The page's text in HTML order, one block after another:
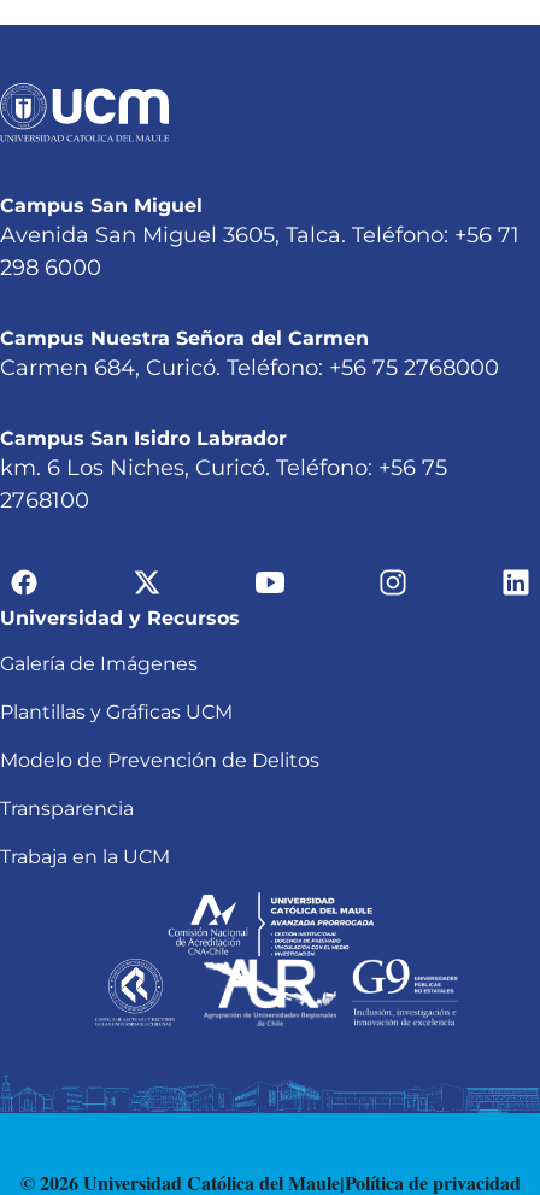
Campus San Miguel
Avenida San Miguel 3605, Talca. Teléfono: +56 71
298 6000
Campus Nuestra Señora del Carmen
Carmen 684, Curicó. Teléfono: +56 75 2768000
Campus San Isidro Labrador
km. 6 Los Niches, Curicó. Teléfono: +56 75
2768100
Universidad y Recursos
Galería de Imágenes
Plantillas y Gráficas UCM
Modelo de Prevención de Delitos
Transparencia
Trabaja en la UCM
© 2026 Universidad Católica del Maule|Política de privacidad